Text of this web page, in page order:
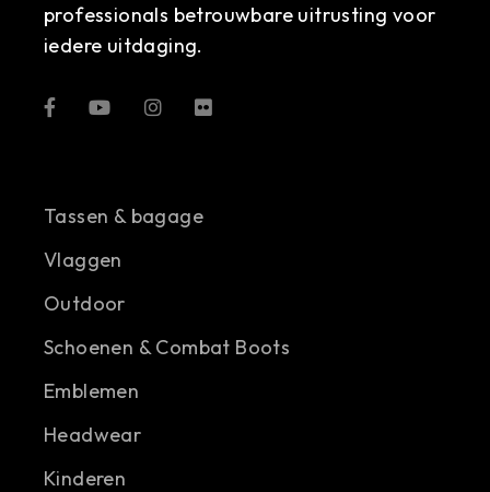
professionals betrouwbare uitrusting voor
iedere uitdaging.
Tassen & bagage
Vlaggen
Outdoor
Schoenen & Combat Boots
Emblemen
Headwear
Kinderen